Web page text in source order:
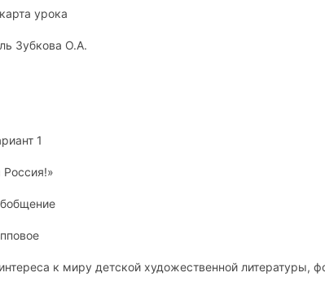
урока
Зубкова О.А.
1
к миру детской художественной литературы,